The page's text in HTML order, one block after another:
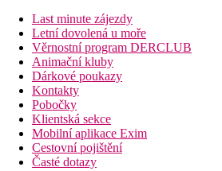
není vždy standardem.
Vzdálenosti
16 km
Centrum města
0 m
Vzdálenost k pláži
Last minute zájezdy
Letní dovolená u moře
Věrnostní program DERCLUB
Animační kluby
Dárkové poukazy
Kontakty
Pobočky
Klientská sekce
Mobilní aplikace Exim
Cestovní pojištění
Časté dotazy